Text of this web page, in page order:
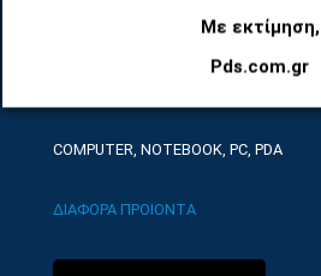
Με εκτίμηση,
Pds.com.gr
COMPUTER, NOTEBOOK, PC, PDA
ΔΙΑΦΟΡΑ ΠΡΟΙΟΝΤΑ